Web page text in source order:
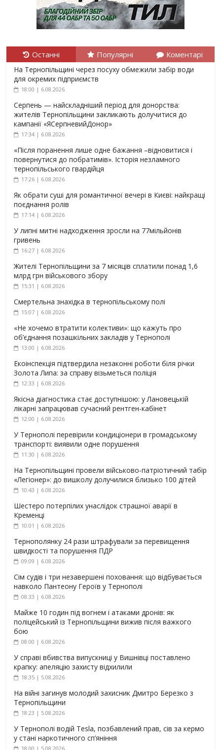
Останні Популярні Коментарі
На Тернопільщині через посуху обмежили забір води
для окремих підприємств
18:00 | 6.08.2026
Серпень — найскладніший період для донорства:
жителів Тернопільщини закликають долучитися до
кампанії «ЯСерпневийДонор»
17:34 | 6.08.2026
«Після поранення лише одне бажання –відновитися і
повернутися до побратимів». Історія незламного
тернопільського гвардійця
17:26 | 6.08.2026
Як обрати суші для романтичної вечері в Києві: найкращі
поєднання ролів
17:14 | 6.08.2026
У липні митні надходження зросли на 77мільйонів
гривень
16:27 | 6.08.2026
Жителі Тернопільщини за 7 місяців сплатили понад 1,6
млрд грн військового збору
15:31 | 6.08.2026
Смертельна знахідка в тернопільському полі
15:07 | 6.08.2026
«Не хочемо втратити колективи»: що кажуть про
об’єднання позашкільних закладів у Тернополі
13:00 | 6.08.2026
Екоінспекція підтвердила незаконні роботи біля річки
Золота Липа: за справу візьметься поліція
12:33 | 6.08.2026
Якісна діагностика стає доступнішою: у Лановецькій
лікарні запрацював сучасний рентген-кабінет
12:00 | 6.08.2026
У Тернополі перевірили кондиціонери в громадському
транспорті: виявили одне порушення
11:30 | 6.08.2026
На Тернопільщині провели військово-патріотичний табір
«Легіонер»: до вишколу долучилися близько 100 дітей
10:43 | 6.08.2026
Шестеро потерпілих унаслідок страшної аварії в
Кременці
10:01 | 6.08.2026
Тернополянку 24 рази штрафували за перевищення
швидкості та порушення ПДР
09:09 | 6.08.2026
Сім судів і три незавершені поховання: що відбувається
навколо Пантеону Героїв у Тернополі
08:33 | 6.08.2026
Майже 10 годин під вогнем і атаками дронів: як
поліцейський із Тернопільщини вижив після важкого
бою
08:00 | 6.08.2026
У справі вбивства випускниці у Вишнівці поставлено
крапку: апеляцію захисту відхилили
18:35 | 5.08.2026
На війні загинув молодий захисник Дмитро Березко з
Тернопільщини
18:23 | 5.08.2026
У Тернополі водій Tesla, позбавлений прав, сів за кермо
у стані наркотичного сп’яніння
18:00 | 5.08.2026